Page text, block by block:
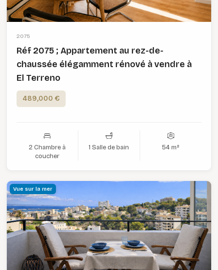
2075
Réf 2075 ; Appartement au rez-de-
chaussée élégamment rénové à vendre à
El Terreno
489,000 €
2 Chambre à
coucher
1 Salle de bain 54 m²
Vue sur la mer